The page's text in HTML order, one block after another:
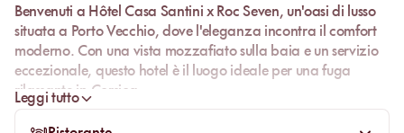
Benvenuti a Hôtel Casa Santini x Roc Seven, un'oasi di lusso
situata a Porto Vecchio, dove l'eleganza incontra il comfort
moderno. Con una vista mozzafiato sulla baia e un servizio
eccezionale, questo hotel è il luogo ideale per unafuga
rilassante in Corsica.
Leggi tutto